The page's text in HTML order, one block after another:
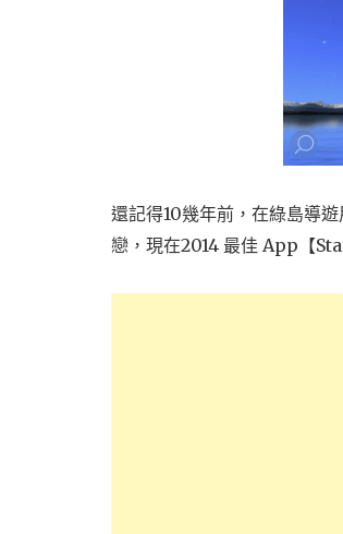
還記得10幾年前，在綠島導
戀，現在2014 最佳 App【